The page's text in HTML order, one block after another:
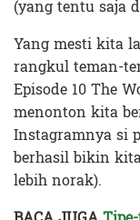
(yang tentu saja
Yang mesti kita
rangkul teman-
Episode 10 The
menonton kita
Instagramnya si
berhasil bikin
lebih norak).